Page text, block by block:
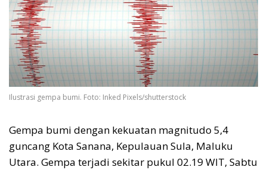
Ilustrasi gempa bumi. Foto: Inked Pixels/shutterstock
Gempa bumi dengan kekuatan magnitudo 5,4
guncang Kota Sanana, Kepulauan Sula, Maluku
Utara. Gempa terjadi sekitar pukul 02.19 WIT, Sabtu